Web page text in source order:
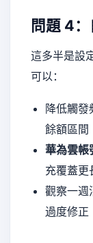
問題 4
這多半是設
可以：
降低觸
餘額區間
華為雲帳
充覆蓋更
觀察一週
過度修正